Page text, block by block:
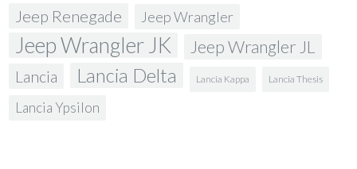
Jeep Renegade Jeep Wrangler
Jeep Wrangler JK Jeep Wrangler JL
Lancia Lancia Delta Lancia Kappa Lancia Thesis
Lancia Ypsilon